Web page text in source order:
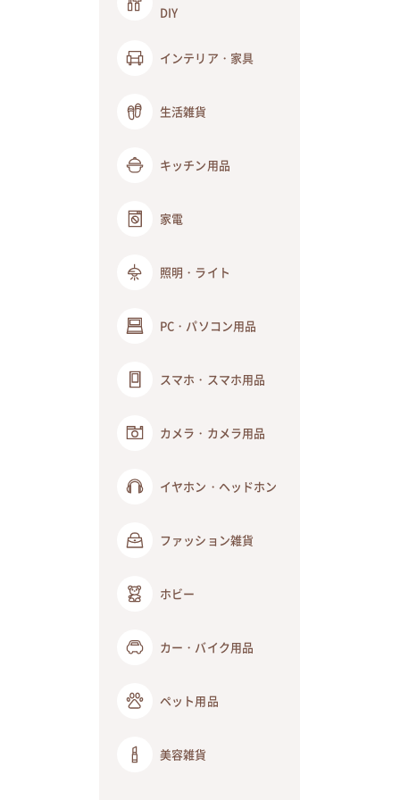
DIY
インテリア・家具
生活雑貨
キッチン用品
家電
照明・ライト
PC・パソコン用品
スマホ・スマホ用品
カメラ・カメラ用品
イヤホン・ヘッドホン
ファッション雑貨
ホビー
カー・バイク用品
ペット用品
美容雑貨